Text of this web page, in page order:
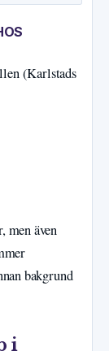
(Karlstads
men även
bakgrund
i